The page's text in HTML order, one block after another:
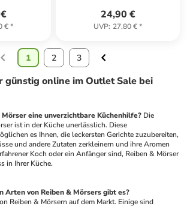
€*
24,90 €
UVP: 27,80 €*
1 2 3
günstig online im Outlet Sale bei
eine unverzichtbare Küchenhilfe? Die
ist in der Küche unerlässlich. Diese
es Ihnen, die leckersten Gerichte zuzubereiten,
und andere Zutaten zerkleinern und ihre Aromen
Koch oder ein Anfänger sind, Reiben & Mörser
in Ihrer Küche.
Arten von Reiben & Mörsers gibt es?